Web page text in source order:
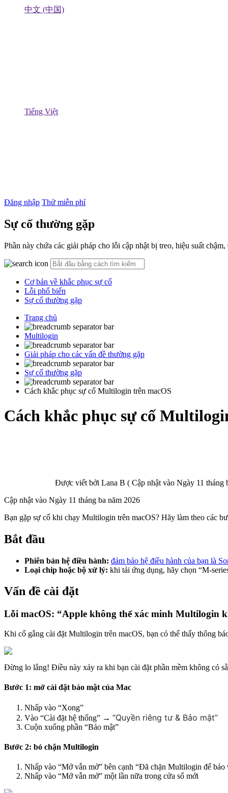
中文 (中国)
Tiếng Việt
Đăng nhập Thử miễn phí
Sự cố thường gặp
Phần này chứa các giải pháp cho lỗi cập nhật bị treo, hiệu suất
Cơ bản về khắc phục sự cố
Lỗi phổ biến
Sự cố thường gặp
Trang chủ
Multilogin
Giải pháp cho các vấn đề thường gặp
Sự cố thường gặp
Cách khắc phục sự cố Multilogin trên macOS
Cách khắc phục sự cố
Được viết bởi Lana B ( Cập nhật vào Ngày 11 tháng
Cập nhật vào Ngày 11 tháng ba năm 2026
Bạn gặp sự cố khi chạy Multilogin trên macOS? Hãy làm theo các
Bắt đầu
Phiên bản hệ điều hành: đảm bảo hệ điều hành của bạn là
Loại chip hoặc bộ xử lý: khi tải ứng dụng, hãy chọn “M-
Vấn đề cài đặt
Lỗi macOS: “Apple không thể xác minh Multilogin
Khi cố gắng cài đặt Multilogin trên macOS, bạn có thể thấy thông
Đừng lo lắng! Điều này xảy ra khi bạn cài đặt phần mềm không có
Bước 1: mở cài đặt bảo mật của Mac
Nhấp vào “Xong”
Vào “Cài đặt hệ thống” → “Quyền riêng tư & Bảo mật”
Cuộn xuống phần “Bảo mật”
Bước 2: bỏ chặn Multilogin
Nhấp vào “Mở vẫn mở” bên cạnh “Đã chặn Multilogin để bảo
Nhấp vào “Mở vẫn mở” một lần nữa trong cửa sổ mới